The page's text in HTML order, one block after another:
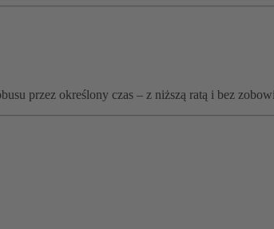
przez określony czas – z niższą ratą i bez